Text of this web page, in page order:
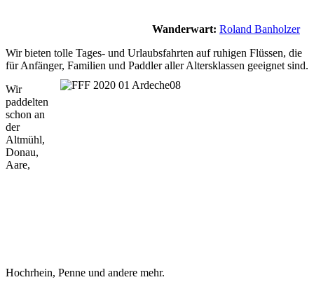
Wanderwart: Roland Banholzer
Wir bieten tolle Tages- und Urlaubsfahrten auf ruhigen Flüssen, die
für Anfänger, Familien und Paddler aller Altersklassen geeignet sind.
Wir
paddelten
schon an
der
Altmühl,
Donau,
Aare,
Hochrhein, Penne und andere mehr.